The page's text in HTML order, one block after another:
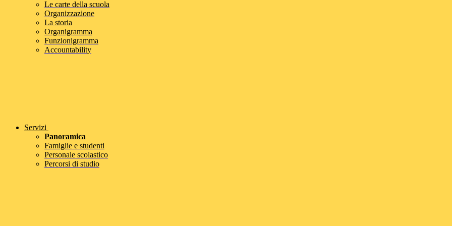
Le carte della scuola
Organizzazione
La storia
Organigramma
Funzionigramma
Accountability
Servizi
Panoramica
Famiglie e studenti
Personale scolastico
Percorsi di studio